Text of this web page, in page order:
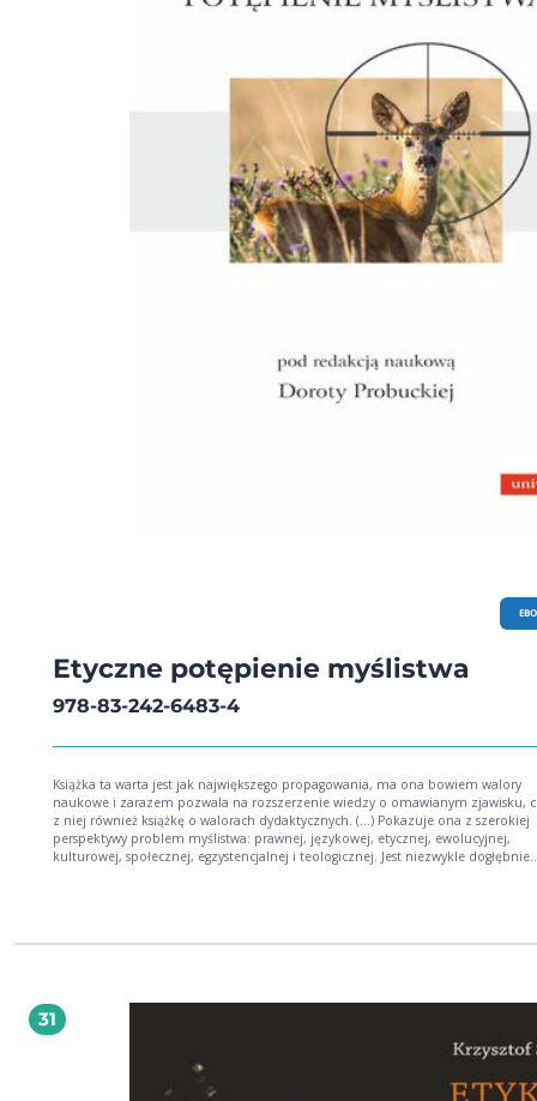
Etyczne potępienie myślistwa
978-83-242-6483-4
Książka ta warta jest jak największego propagowania, ma ona bowiem walory
naukowe i zarazem pozwala na rozszerzenie wiedzy o omawianym zjawisku,
z niej również książkę o walorach dydaktycznych. (…) Pokazuje ona z szerokiej
perspektywy problem myślistwa: prawnej, językowej, etycznej, ewolucyjnej,
kulturowej, społecznej, egzystencjalnej i teologicznej. Jest niezwykle dogłębnie
gatunków, bezcelowe zabijanie zwierząt (…) nie znajduje żadnego
pedagogicznych, prawnych i filozoficznych, sięgając do praktyki myślistwa oraz
bogatej literatury przedmiotu. W konfrontacji z dzisiejszym rynkiem mięsnym i
kryzysem ekologicznym, ten rodzaj specyficznego hobby jakim jest myślistwo
rekreacyjne jest godny jedynie potępienia. (…) To niczym nie usprawiedliwione
morderstwo dokonane z rozmysłem na bezbronnych zwierzętach. dr hab. Ewa
Podrez, prof. UKSW W 2005 roku ukazała się ‒ pod redakcją naukową Władimira
31